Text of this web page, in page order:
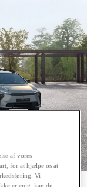
af vores
for at hjælpe os at
Vi